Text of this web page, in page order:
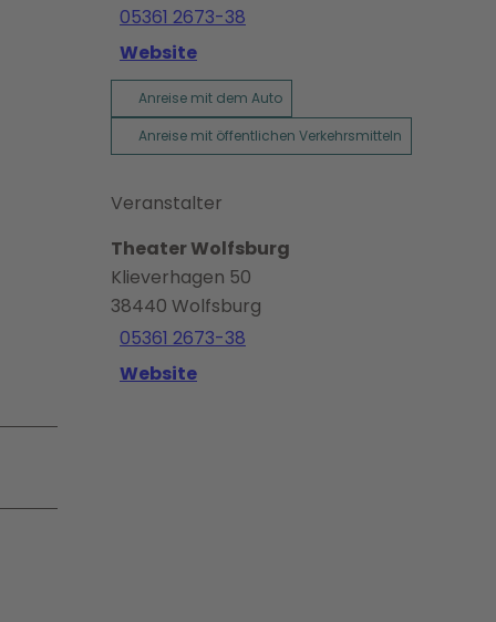
05361 2673-38
Website
Anreise mit dem Auto
Anreise mit öffentlichen Verkehrsmitteln
Veranstalter
Theater Wolfsburg
Klieverhagen 50
38440 Wolfsburg
05361 2673-38
Website